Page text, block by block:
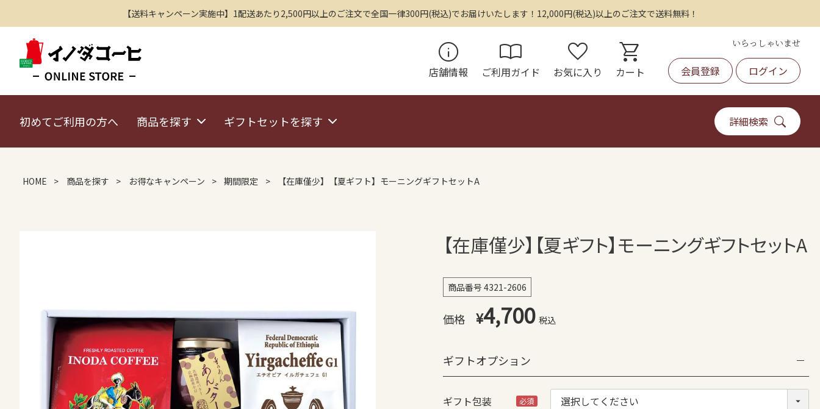
【送料キャンペーン実施中】1配送あたり2,500円以上のご注文で全国一律300円(税込)でお届けいたします！12,000円(税込)以上のご注文で送料無料！
info
店舗情報
import_contacts
ご利用ガイド
favorite
お気に入り
shopping_cart
カート
いらっしゃいませ
会員登録 ログイン
初めてご利用の方へ 商品を探す ギフトセットを探す 詳細検索
HOME 商品を探す お得なキャンペーン 期間限定 【在庫僅少】【夏ギフト】モーニングギフトセットA
【在庫僅少】【夏ギフト】モーニングギフトセットA
商品番号 4321-2606
¥4,700 税込
ギフトオプション
ギフト包装